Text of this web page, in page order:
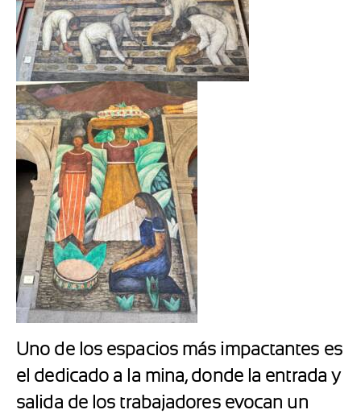
Uno de los espacios más impactantes es
el dedicado a la mina, donde la entrada y
salida de los trabajadores evocan un